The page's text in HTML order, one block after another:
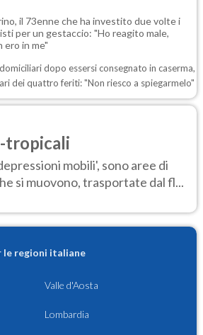
il 73enne che ha investito due volte i
per un gestaccio: "Ho reagito male,
ero in me"
dopo essersi consegnato in caserma,
dei quattro feriti: "Non riesco a spiegarmelo"
tropicali
mobili', sono aree di
si muovono, trasportate dal fl...
le regioni italiane
Valle d'Aosta
Lombardia